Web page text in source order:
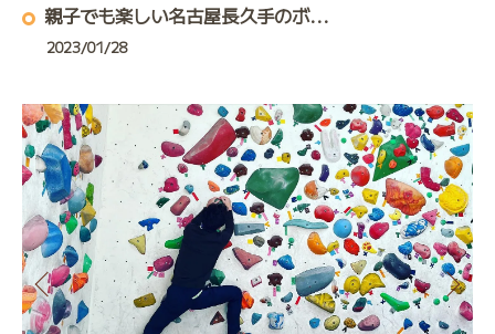
親子でも楽しい名古屋長久手のボ...
2023/01/28